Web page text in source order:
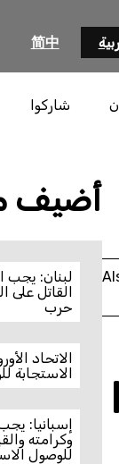
简中
شاركوا
أضيف
لبنان: يجب
القاتل على
حرب
الاتحاد
الاستجابة
إسبانيا:
وكرامته
للوصول